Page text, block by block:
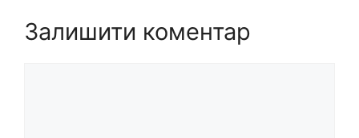
Залишити коментар